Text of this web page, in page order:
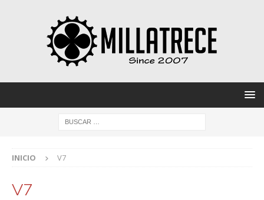
INICIO V7
V7